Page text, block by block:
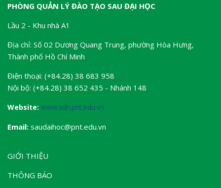
PHÒNG QUẢN LÝ ĐÀO TẠO SAU ĐẠI HỌC
Lầu 2 - Khu nhà A1
Địa chỉ: Số 02 Dương Quang Trung, phường Hòa Hưng,
Thành phố Hồ Chí Minh
Điện thoại: (+84.28) 38 683 958
Nội bộ: (+84.28) 38 652 435 - Nhánh 148
Website: www.sdh.pnt.edu.vn
Email: saudaihoc@pnt.edu.vn
GIỚI THIỆU
THÔNG BÁO